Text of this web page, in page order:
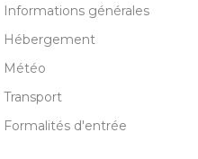
Informations générales
Hébergement
Météo
Transport
Formalités d'entrée